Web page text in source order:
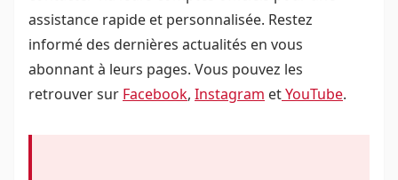
assistance rapide et personnalisée. Restez
informé des dernières actualités en vous
abonnant à leurs pages. Vous pouvez les
retrouver sur Facebook, Instagram etYouTube.